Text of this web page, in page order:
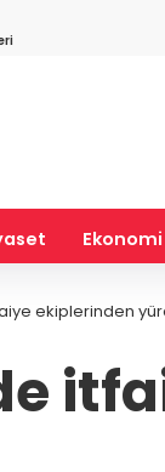
Ekonomi
ekiplerinden